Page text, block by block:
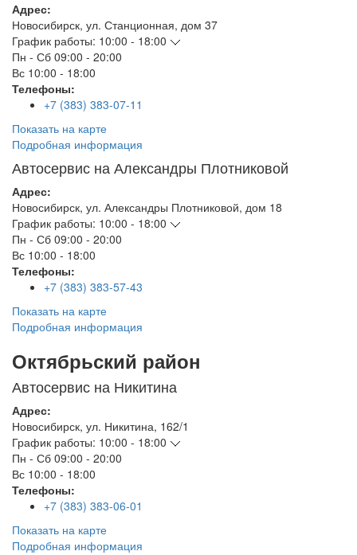
Адрес:
Новосибирск, ул. Станционная, дом 37
График работы: 10:00 - 18:00
Пн - Сб 09:00 - 20:00
Вс 10:00 - 18:00
Телефоны:
+7 (383) 383-07-11
Показать на карте
Подробная информация
Автосервис на Александры Плотниковой
Адрес:
Новосибирск, ул. Александры Плотниковой, дом 18
График работы: 10:00 - 18:00
Пн - Сб 09:00 - 20:00
Вс 10:00 - 18:00
Телефоны:
+7 (383) 383-57-43
Показать на карте
Подробная информация
Октябрьский район
Автосервис на Никитина
Адрес:
Новосибирск, ул. Никитина, 162/1
График работы: 10:00 - 18:00
Пн - Сб 09:00 - 20:00
Вс 10:00 - 18:00
Телефоны:
+7 (383) 383-06-01
Показать на карте
Подробная информация